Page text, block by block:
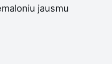
jausmu